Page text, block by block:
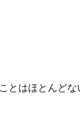
とはほとんどな